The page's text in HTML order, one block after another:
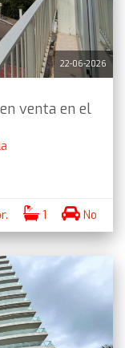
22-06-2026
venta en el
1 No